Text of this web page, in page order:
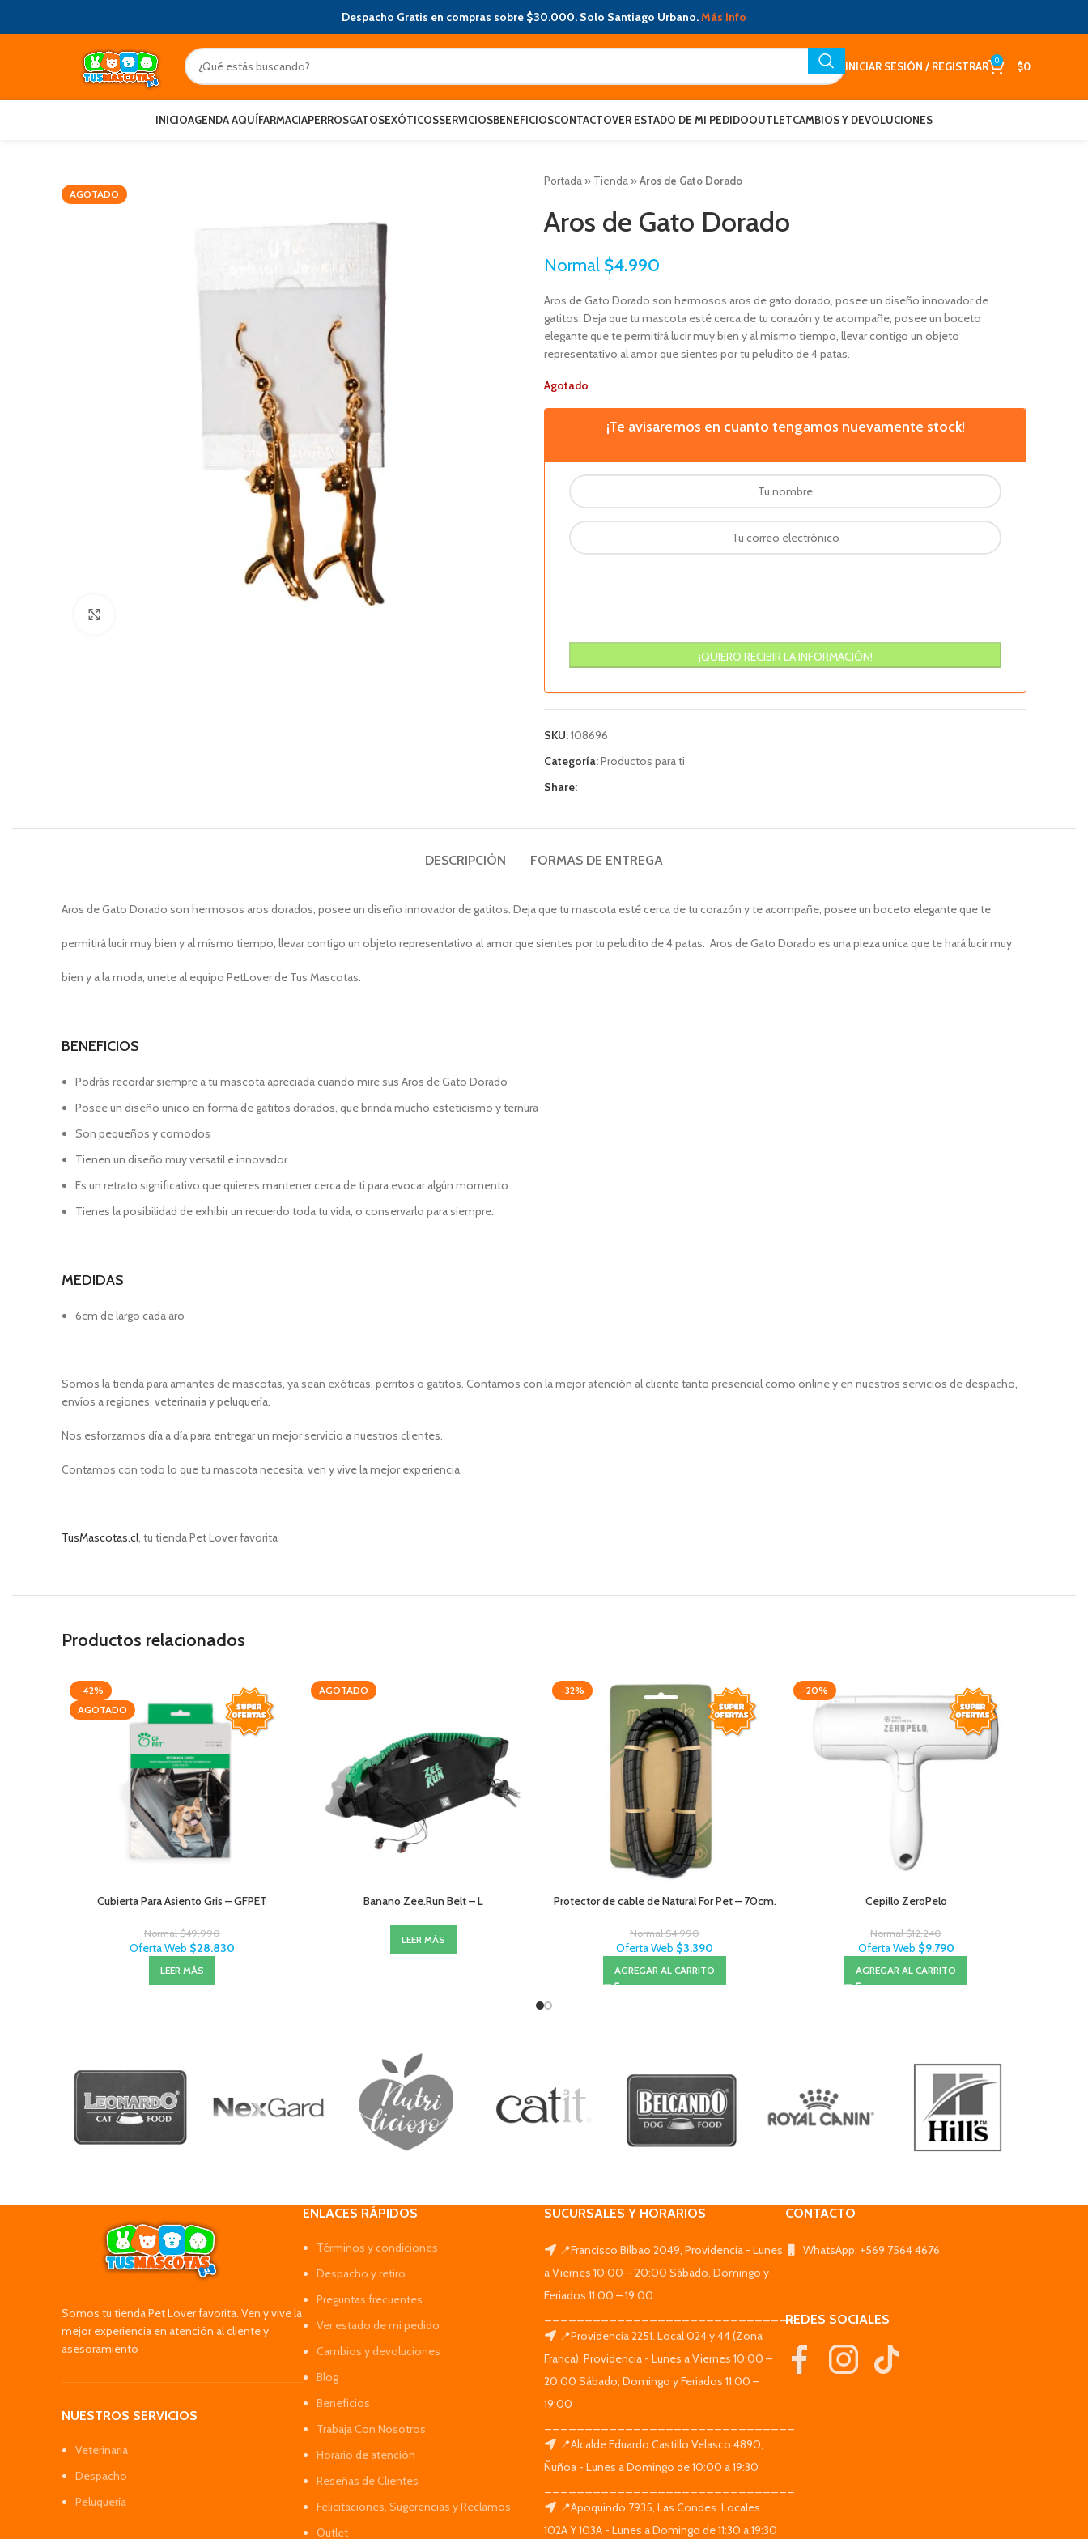
Despacho Gratis en compras sobre $30.000. Solo Santiago Urbano.Más Info
INICIAR SESIÓN / REGISTRAR 0 $0
INICIOAGENDA AQUÍFARMACIAPERROSGATOSEXÓTICOSSERVICIOSBENEFICIOSCONTACTOVER ESTADO DE MI PEDIDOOUTLETCAMBIOS Y DEVOLUCIONES
AGOTADO
Portada » Tienda »Aros de Gato Dorado
Aros de Gato Dorado
Normal $4.990
Aros de Gato Dorado son hermosos aros de gato dorado, posee un diseño innovador de
gatitos. Deja que tu mascota esté cerca de tu corazón y te acompañe, posee un boceto
elegante que te permitirá lucir muy bien y al mismo tiempo, llevar contigo un objeto
representativo al amor que sientes por tu peludito de 4 patas.
Agotado
¡Te avisaremos en cuanto tengamos nuevamente stock!
SKU:108696
Categoría:Productos para ti
Share:
DESCRIPCIÓN FORMAS DE ENTREGA
Aros de Gato Dorado son hermosos aros dorados, posee un diseño innovador de gatitos. Deja que tu mascota esté cerca de tu corazón y te acompañe, posee un boceto elegante que te
permitirá lucir muy bien y al mismo tiempo, llevar contigo un objeto representativo al amor que sientes por tu peludito de 4 patas. Aros de Gato Dorado es una pieza unica que te hará lucir muy
bien y a la moda, unete al equipo PetLover de Tus Mascotas.
BENEFICIOS
Podrás recordar siempre a tu mascota apreciada cuando mire sus Aros de Gato Dorado
Posee un diseño unico en forma de gatitos dorados, que brinda mucho esteticismo y ternura
Son pequeños y comodos
Tienen un diseño muy versatil e innovador
Es un retrato significativo que quieres mantener cerca de ti para evocar algún momento
Tienes la posibilidad de exhibir un recuerdo toda tu vida, o conservarlo para siempre.
MEDIDAS
6cm de largo cada aro
Somos la tienda para amantes de mascotas, ya sean exóticas, perritos o gatitos. Contamos con la mejor atención al cliente tanto presencial como online y en nuestros servicios de despacho,
envíos a regiones, veterinaria y peluquería.
Nos esforzamos día a día para entregar un mejor servicio a nuestros clientes.
Contamos con todo lo que tu mascota necesita, ven y vive la mejor experiencia.
TusMascotas.cl, tu tienda Pet Lover favorita
Productos relacionados
-42%
AGOTADO
Cubierta Para Asiento Gris – GFPET
Normal$49.990
Oferta Web $28.830
LEER MÁS
AGOTADO
Banano Zee.Run Belt – L
LEER MÁS
-32%
Protector de cable de Natural For Pet – 70cm.
Normal$4.990
Oferta Web $3.390
AGREGAR AL CARRITO
-20%
Cepillo ZeroPelo
Normal$12.240
Oferta Web $9.790
AGREGAR AL CARRITO
Somos tu tienda Pet Lover favorita. Ven y vive la
mejor experiencia en atención al cliente y
asesoramiento
NUESTROS SERVICIOS
Veterinaria
Despacho
Peluquería
ENLACES RÁPIDOS
Términos y condiciones
Despacho y retiro
Preguntas frecuentes
Ver estado de mi pedido
Cambios y devoluciones
Blog
Beneficios
Trabaja Con Nosotros
Horario de atención
Reseñas de Clientes
Felicitaciones, Sugerencias y Reclamos
Outlet
SUCURSALES Y HORARIOS
📍Francisco Bilbao 2049, Providencia - Lunes
a Viernes 10:00 – 20:00 Sábado, Domingo y
Feriados 11:00 – 19:00
_______________________________
📍Providencia 2251. Local 024 y 44 (Zona
Franca), Providencia - Lunes a Viernes 10:00 –
20:00 Sábado, Domingo y Feriados 11:00 –
19:00
📍Alcalde Eduardo Castillo Velasco 4890,
Ñuñoa - Lunes a Domingo de 10:00 a 19:30
📍Apoquindo 7935, Las Condes. Locales
102A Y 103A - Lunes a Domingo de 11:30 a 19:30
CONTACTO
WhatsApp: +569 7564 4676
REDES SOCIALES